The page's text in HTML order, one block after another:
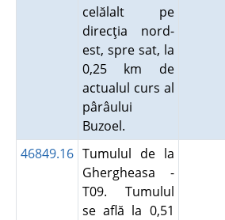
celălalt pe
direcţia nord-
est, spre sat, la
0,25 km de
actualul curs al
pârâului
Buzoel.
46849.16 Tumulul de la
Ghergheasa -
T09. Tumulul
se află la 0,51